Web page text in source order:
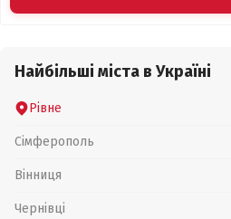
Найбільші міста в Україні
Рівне
Сімферополь
Вінниця
Чернівці